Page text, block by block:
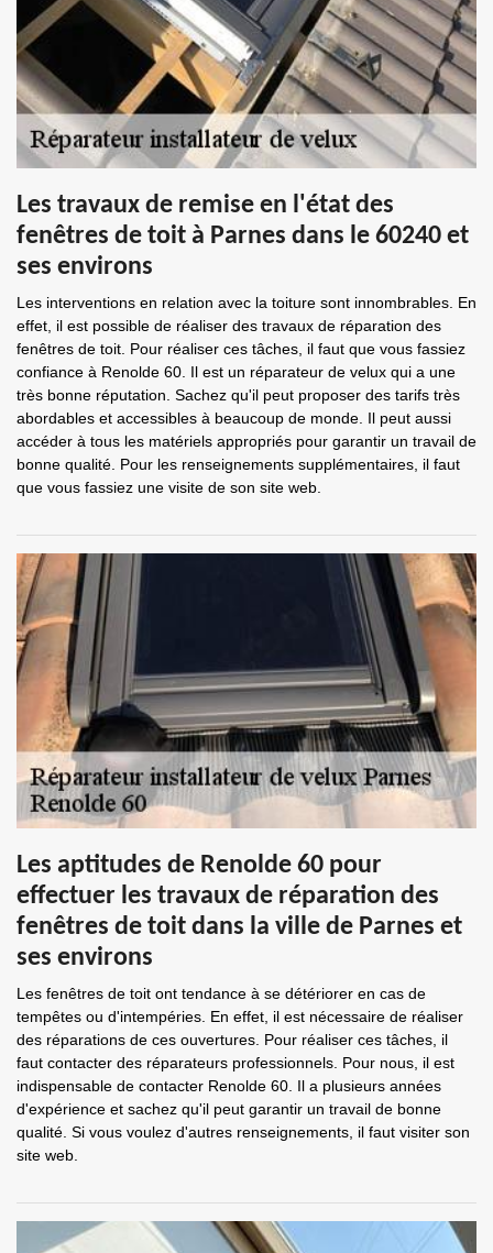
Les travaux de remise en l'état des
fenêtres de toit à Parnes dans le 60240 et
ses environs
Les interventions en relation avec la toiture sont innombrables. En
effet, il est possible de réaliser des travaux de réparation des
fenêtres de toit. Pour réaliser ces tâches, il faut que vous fassiez
confiance à Renolde 60. Il est un réparateur de velux qui a une
très bonne réputation. Sachez qu'il peut proposer des tarifs très
abordables et accessibles à beaucoup de monde. Il peut aussi
accéder à tous les matériels appropriés pour garantir un travail de
bonne qualité. Pour les renseignements supplémentaires, il faut
que vous fassiez une visite de son site web.
Les aptitudes de Renolde 60 pour
effectuer les travaux de réparation des
fenêtres de toit dans la ville de Parnes et
ses environs
Les fenêtres de toit ont tendance à se détériorer en cas de
tempêtes ou d'intempéries. En effet, il est nécessaire de réaliser
des réparations de ces ouvertures. Pour réaliser ces tâches, il
faut contacter des réparateurs professionnels. Pour nous, il est
indispensable de contacter Renolde 60. Il a plusieurs années
d'expérience et sachez qu'il peut garantir un travail de bonne
qualité. Si vous voulez d'autres renseignements, il faut visiter son
site web.